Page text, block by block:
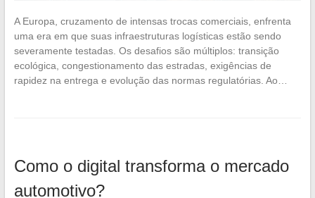
A Europa, cruzamento de intensas trocas comerciais, enfrenta
uma era em que suas infraestruturas logísticas estão sendo
severamente testadas. Os desafios são múltiplos: transição
ecológica, congestionamento das estradas, exigências de
rapidez na entrega e evolução das normas regulatórias. Ao…
Como o digital transforma o mercado
automotivo?